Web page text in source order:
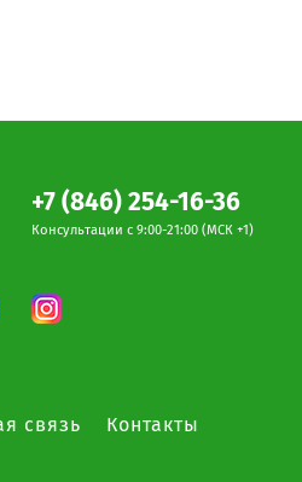
связь Контакты
+7 (846) 254-16-36
Консультации c 9:00-21:00 (МСК +1)